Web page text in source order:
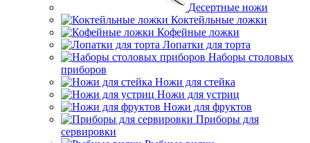
Десертные ножи
Коктейльные ложки
Кофейные ложки
Лопатки для торта
Наборы столовых
приборов
Ножи для стейка
Ножи для устриц
Ножи для фруктов
Приборы для
сервировки